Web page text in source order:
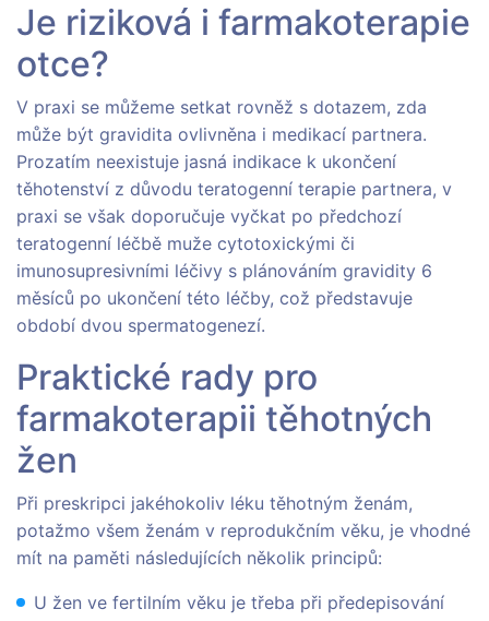
Je riziková i farmakoterapie
otce?
V praxi se můžeme setkat rovněž s dotazem, zda
může být gravidita ovlivněna i medikací partnera.
Prozatím neexistuje jasná indikace k ukončení
těhotenství z důvodu teratogenní terapie partnera, v
praxi se však doporučuje vyčkat po předchozí
teratogenní léčbě muže cytotoxickými či
imunosupresivními léčivy s plánováním gravidity 6
měsíců po ukončení této léčby, což představuje
období dvou spermatogenezí.
Praktické rady pro
farmakoterapii těhotných
žen
Při preskripci jakéhokoliv léku těhotným ženám,
potažmo všem ženám v reprodukčním věku, je vhodné
mít na paměti následujících několik principů:
U žen ve fertilním věku je třeba při předepisování